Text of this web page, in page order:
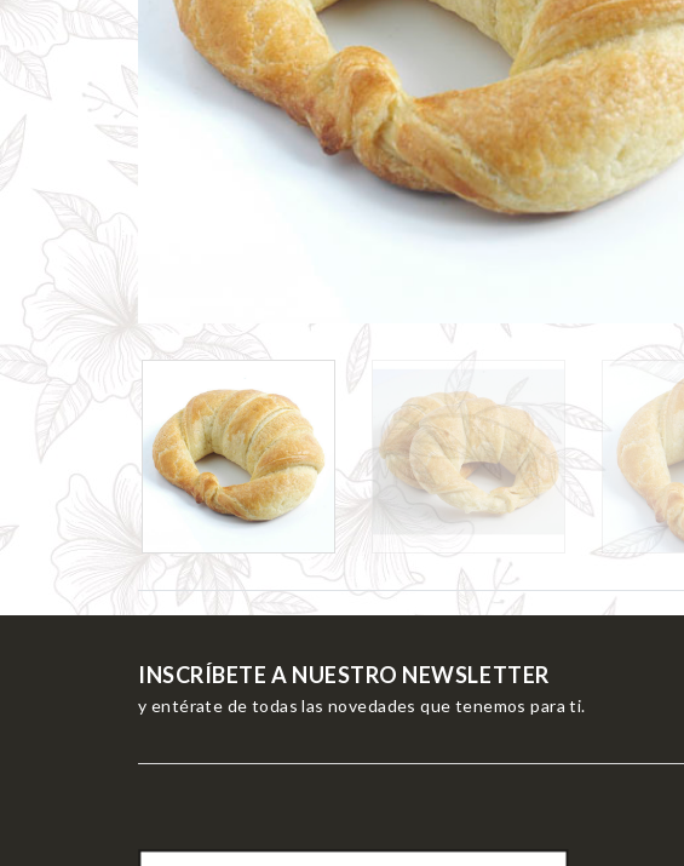
INSCRÍBETE A NUESTRO NEWSLETTER
y entérate de todas las novedades que tenemos para ti.